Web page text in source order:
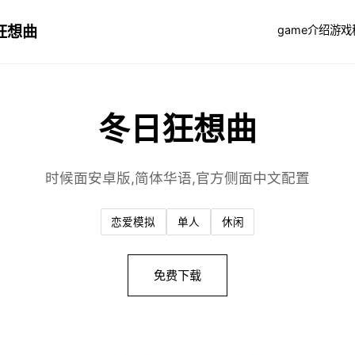
想曲 game介绍游戏
冬日狂想曲
时候面安卓版,简体华语,官方侧面中文配置
恋爱模拟 单人 休闲
免费下载